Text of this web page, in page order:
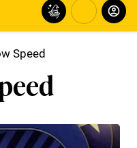
Speed